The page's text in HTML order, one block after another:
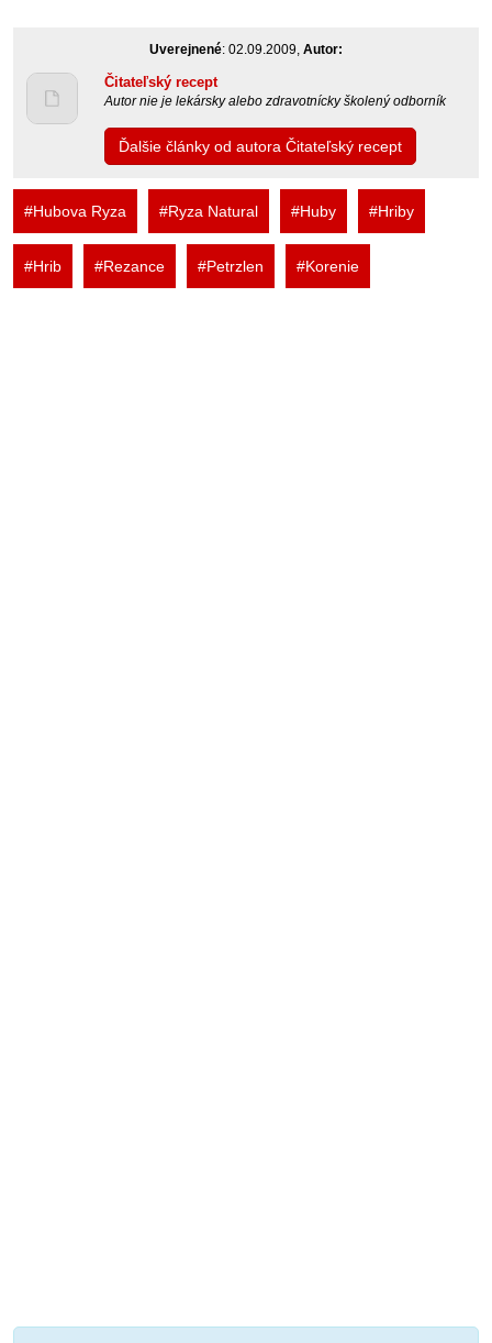
Uverejnené: 02.09.2009, Autor:
Čitateľský recept
Autor nie je lekársky alebo zdravotnícky školený odborník
Ďalšie články od autora Čitateľský recept
#Hubova Ryza #Ryza Natural #Huby #Hriby
#Hrib #Rezance #Petrzlen #Korenie